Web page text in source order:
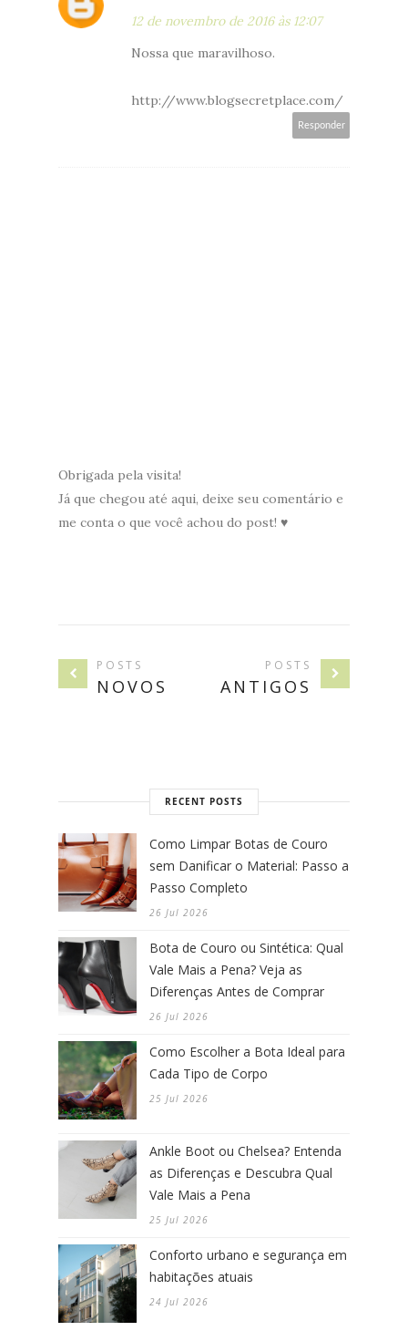
12 de novembro de 2016 às 12:07
Nossa que maravilhoso.
http://www.blogsecretplace.com/
Responder
Obrigada pela visita!
Já que chegou até aqui, deixe seu comentário e
me conta o que você achou do post! ♥
POSTS
NOVOS
POSTS
ANTIGOS
RECENT POSTS
Como Limpar Botas de Couro
sem Danificar o Material: Passo a
Passo Completo
26 Jul 2026
Bota de Couro ou Sintética: Qual
Vale Mais a Pena? Veja as
Diferenças Antes de Comprar
26 Jul 2026
Como Escolher a Bota Ideal para
Cada Tipo de Corpo
25 Jul 2026
Ankle Boot ou Chelsea? Entenda
as Diferenças e Descubra Qual
Vale Mais a Pena
25 Jul 2026
Conforto urbano e segurança em
habitações atuais
24 Jul 2026